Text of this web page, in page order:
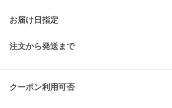
お届け日指定
注文から発送まで
クーポン利用可否